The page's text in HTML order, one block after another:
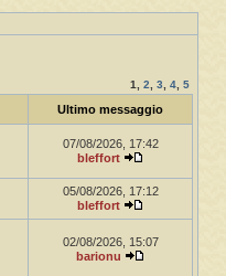
1, 2, 3, 4, 5
Ultimo messaggio
07/08/2026, 17:42
bleffort
05/08/2026, 17:12
bleffort
02/08/2026, 15:07
barionu